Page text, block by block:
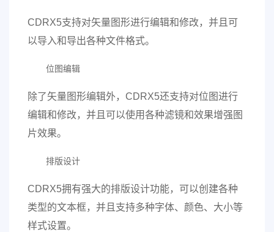
CDRX5支持对矢量图形进行编辑和修改，并且可
以导入和导出各种文件格式。
位图编辑
除了矢量图形编辑外，CDRX5还支持对位图进行
编辑和修改，并且可以使用各种滤镜和效果增强图
片效果。
排版设计
CDRX5拥有强大的排版设计功能，可以创建各种
类型的文本框，并且支持多种字体、颜色、大小等
样式设置。